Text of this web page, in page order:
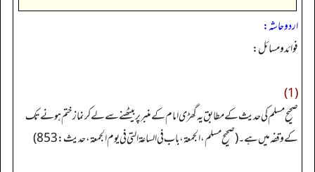
اردو حاشہ:
فوائد ومسائل:
(1)
صحیح مسلم کی حدیث کے مطابق یہ گھڑی امام کے منبر پر بیٹھنے سے لے کر نماز ختم ہونے تک
کے وقفہ میں ہے۔ (صحیح مسلم، الجمعة، باب فی الساعة التی فی یوم الجمعة، حدیث: 853)